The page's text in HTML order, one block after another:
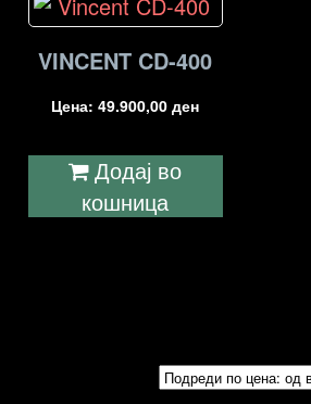
VINCENT CD-400
Цена:49.900,00ден
Додај во
кошница